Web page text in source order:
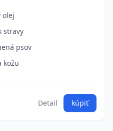
olej
stravy
psov
kožu
Detail kúpiť